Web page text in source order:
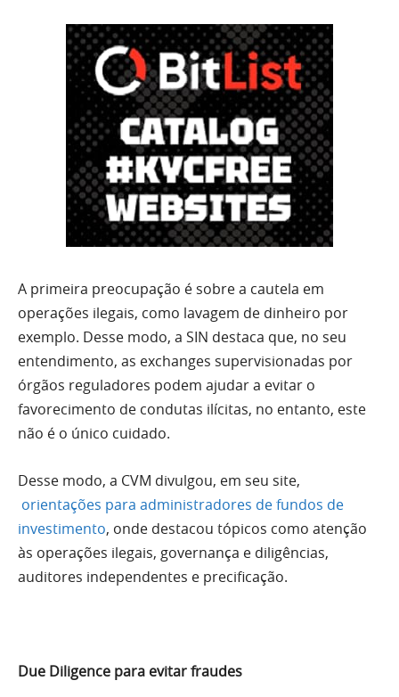
A primeira preocupação é sobre a cautela em
operações ilegais, como lavagem de dinheiro por
exemplo. Desse modo, a SIN destaca que, no seu
entendimento, as exchanges supervisionadas por
órgãos reguladores podem ajudar a evitar o
favorecimento de condutas ilícitas, no entanto, este
não é o único cuidado.
Desse modo, a CVM divulgou, em seu site,
orientações para administradores de fundos de
investimento, onde destacou tópicos como atenção
às operações ilegais, governança e diligências,
auditores independentes e precificação.
Due Diligence para evitar fraudes